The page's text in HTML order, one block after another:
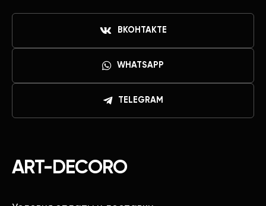
ART-DECORO
ВКОНТАКТЕ
WHATSAPP
TELEGRAM